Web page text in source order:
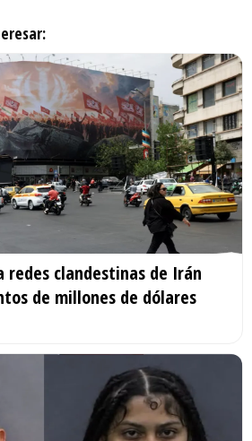
redes clandestinas de Irán
de millones de dólares